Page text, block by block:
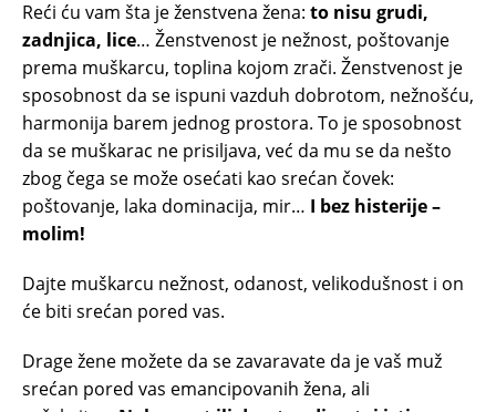
Reći ću vam šta je ženstvena žena: to nisu grudi,
zadnjica, lice… Ženstvenost je nežnost, poštovanje
prema muškarcu, toplina kojom zrači. Ženstvenost je
sposobnost da se ispuni vazduh dobrotom, nežnošću,
harmonija barem jednog prostora. To je sposobnost
da se muškarac ne prisiljava, već da mu se da nešto
zbog čega se može osećati kao srećan čovek:
poštovanje, laka dominacija, mir… I bez histerije –
molim!
Dajte muškarcu nežnost, odanost, velikodušnost i on
će biti srećan pored vas.
Drage žene možete da se zavaravate da je vaš muž
srećan pored vas emancipovanih žena, ali